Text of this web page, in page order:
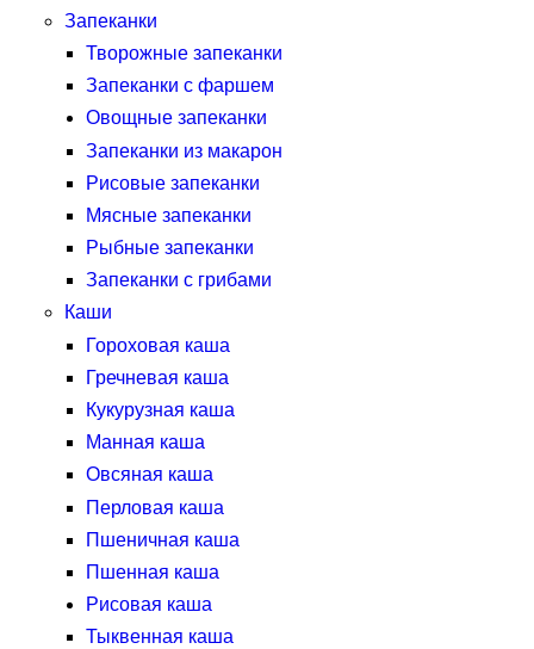
Запеканки
Творожные запеканки
Запеканки с фаршем
Овощные запеканки
Запеканки из макарон
Рисовые запеканки
Мясные запеканки
Рыбные запеканки
Запеканки с грибами
Каши
Гороховая каша
Гречневая каша
Кукурузная каша
Манная каша
Овсяная каша
Перловая каша
Пшеничная каша
Пшенная каша
Рисовая каша
Тыквенная каша